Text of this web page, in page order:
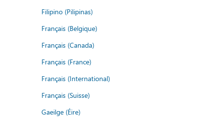
Filipino (Pilipinas)
Français (Belgique)
Français (Canada)
Français (France)
Français (International)
Français (Suisse)
Gaeilge (Éire)